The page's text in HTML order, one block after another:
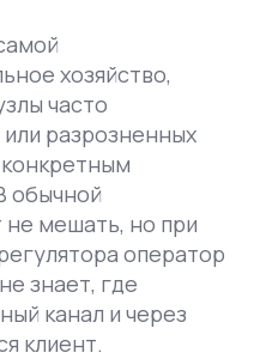
хозяйство,
часто
разрозненных
конкретным
обычной
не мешать, но при
оператор
знает, где
канал и через
клиент.